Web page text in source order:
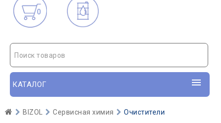
0
Поиск товаров
КАТАЛОГ
BIZOL Сервисная химия Очистители